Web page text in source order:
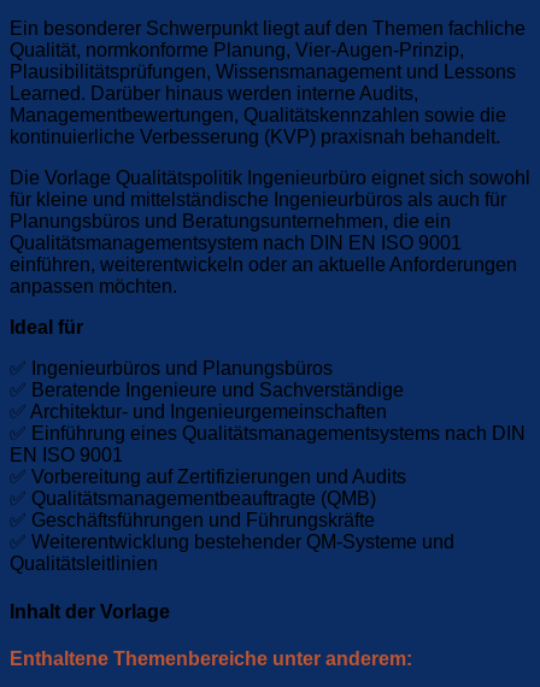
Ein besonderer Schwerpunkt liegt auf den Themen fachliche
Qualität, normkonforme Planung, Vier-Augen-Prinzip,
Plausibilitätsprüfungen, Wissensmanagement und Lessons
Learned. Darüber hinaus werden interne Audits,
Managementbewertungen, Qualitätskennzahlen sowie die
kontinuierliche Verbesserung (KVP) praxisnah behandelt.
Die Vorlage Qualitätspolitik Ingenieurbüro eignet sich sowohl
für kleine und mittelständische Ingenieurbüros als auch für
Planungsbüros und Beratungsunternehmen, die ein
Qualitätsmanagementsystem nach DIN EN ISO 9001
einführen, weiterentwickeln oder an aktuelle Anforderungen
anpassen möchten.
Ideal für
✅ Ingenieurbüros und Planungsbüros
✅ Beratende Ingenieure und Sachverständige
✅ Architektur- und Ingenieurgemeinschaften
✅ Einführung eines Qualitätsmanagementsystems nach DIN
EN ISO 9001
✅ Vorbereitung auf Zertifizierungen und Audits
✅ Qualitätsmanagementbeauftragte (QMB)
✅ Geschäftsführungen und Führungskräfte
✅ Weiterentwicklung bestehender QM-Systeme und
Qualitätsleitlinien
Inhalt der Vorlage
Enthaltene Themenbereiche unter anderem: